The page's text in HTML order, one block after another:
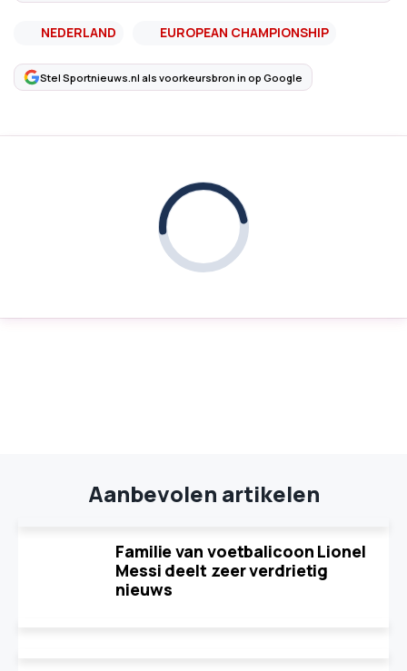
NEDERLAND EUROPEAN CHAMPIONSHIP
Stel Sportnieuws.nl als voorkeursbron in op Google
Aanbevolen artikelen
Familie van voetbalicoon Lionel
Messi deelt zeer verdrietig
nieuws